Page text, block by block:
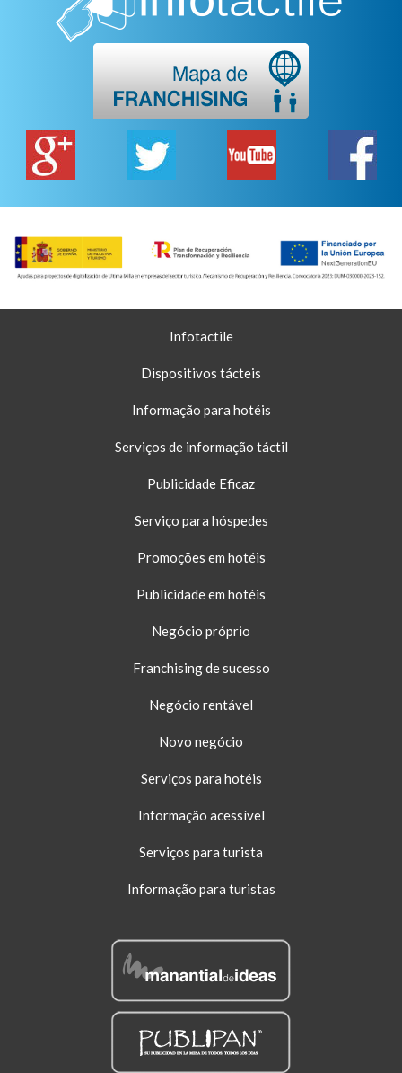
Infotactile
Dispositivos tácteis
Informação para hotéis
Serviços de informação táctil
Publicidade Eficaz
Serviço para hóspedes
Promoções em hotéis
Publicidade em hotéis
Negócio próprio
Franchising de sucesso
Negócio rentável
Novo negócio
Serviços para hotéis
Informação acessível
Serviços para turista
Informação para turistas